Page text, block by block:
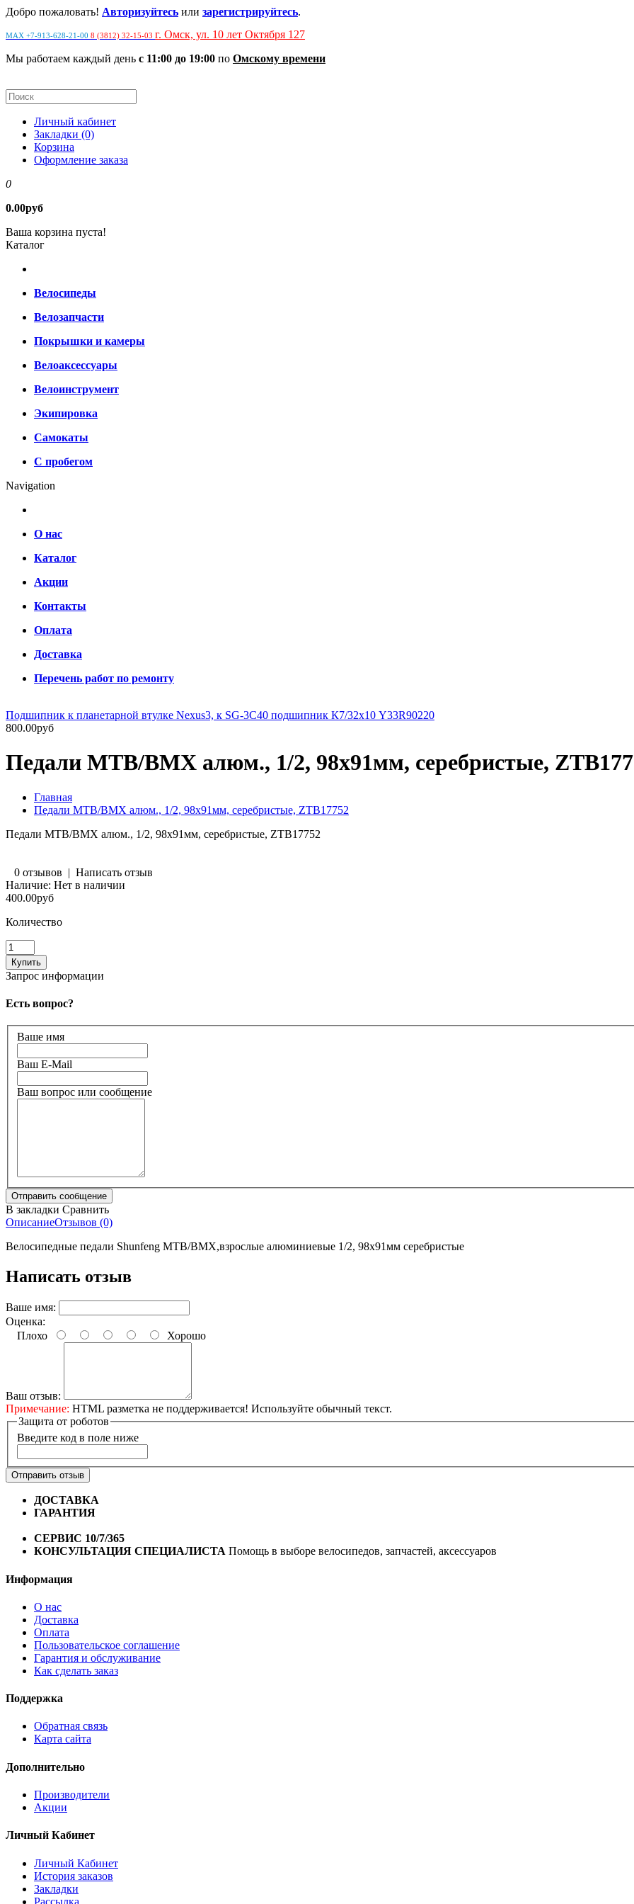
Добро пожаловать! Авторизуйтесь или зарегистрируйтесь.
MAX +7-913-628-21-00 8 (3812) 32-15-03 г. Омск, ул. 10 лет Октября 127
Мы работаем каждый день с 11:00 до 19:00 по Омскому времени
Личный кабинет
Закладки (0)
Корзина
Оформление заказа
0
0.00руб
Ваша корзина пуста!
Каталог
Велосипеды
Велозапчасти
Покрышки и камеры
Велоаксессуары
Велоинструмент
Экипировка
Самокаты
С пробегом
Navigation
О нас
Каталог
Акции
Контакты
Оплата
Доставка
Перечень работ по ремонту
Подшипник к планетарной втулке Nexus3, к SG-3C40 подшипник К7/32х10 Y33R90220
800.00руб
Педали MTB/BMX алюм., 1/2, 98х91мм, серебристые,
Главная
Педали MTB/BMX алюм., 1/2, 98х91мм, серебристые, ZTB17752
Педали MTB/BMX алюм., 1/2, 98х91мм, серебристые, ZTB17752
0 отзывов | Написать отзыв
Наличие: Нет в наличии
400.00руб
Количество
Запрос информации
Есть вопрос?
Ваше имя
Ваш E-Mail
Ваш вопрос или сообщение
В закладки Сравнить
ОписаниеОтзывов (0)
Велосипедные педали Shunfeng MTB/BMX,взрослые алюминиевые 1/2, 98х91мм серебристые
Написать отзыв
Ваше имя:
Оценка:
Плохо
Хорошо
Ваш отзыв:
Примечание: HTML разметка не поддерживается! Используйте обычный текст.
Защита от роботов
Введите код в поле ниже
Отправить отзыв
ДОСТАВКА
ГАРАНТИЯ
СЕРВИС 10/7/365
КОНСУЛЬТАЦИЯ СПЕЦИАЛИСТА Помощь в выборе велосипедов, запчастей, аксессуаров
Информация
О нас
Доставка
Оплата
Пользовательское соглашение
Гарантия и обслуживание
Как сделать заказ
Поддержка
Обратная связь
Карта сайта
Дополнительно
Производители
Акции
Личный Кабинет
Личный Кабинет
История заказов
Закладки
Рассылка